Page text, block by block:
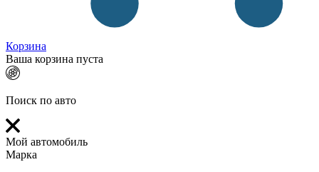
Корзина
Ваша корзина пуста
Поиск по авто
Мой автомобиль
Марка